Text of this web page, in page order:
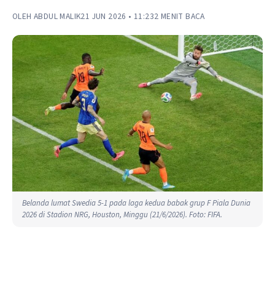
OLEH ABDUL MALIK21 JUN 2026 • 11:232 MENIT BACA
Belanda lumat Swedia 5-1 pada laga kedua babak grup F Piala Dunia
2026 di Stadion NRG, Houston, Minggu (21/6/2026). Foto: FIFA.